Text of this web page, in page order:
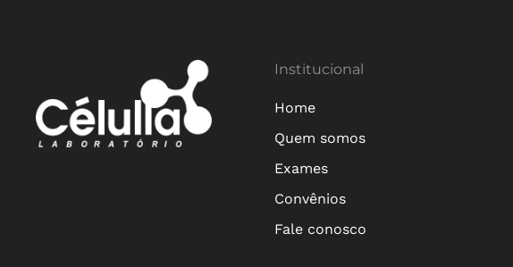
Institucional
Home
Quem somos
Exames
Convênios
Fale conosco